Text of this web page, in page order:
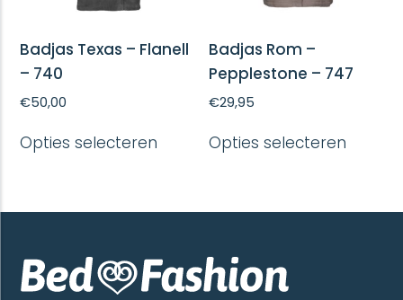
Badjas Texas – Flanell
– 740
€50,00
Opties selecteren product
Deze
gekozen
worden
Badjas Rom –
Pepplestone – 747
€29,95
Opties selecteren
Deze